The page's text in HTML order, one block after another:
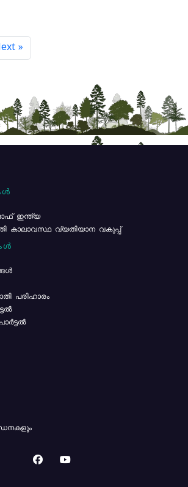
»
ഇന്ത്യ
കാലാവസ്ഥ വ്യതിയാന വകുപ്പ്
പരിഹാരം